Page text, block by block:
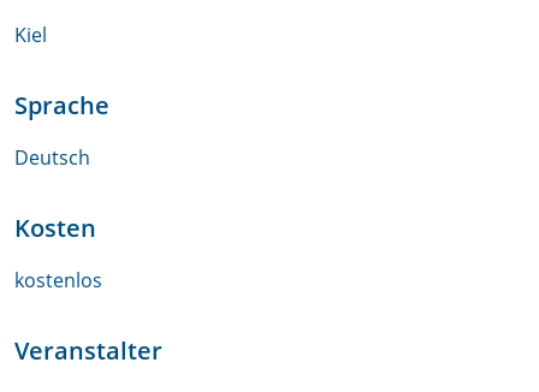
Kiel
Sprache
Deutsch
Kosten
kostenlos
Veranstalter